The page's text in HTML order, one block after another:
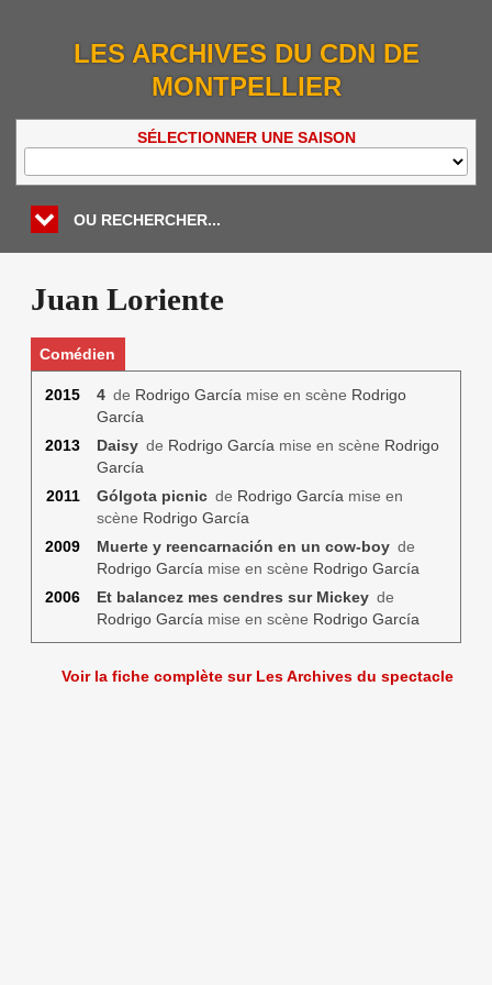
LES ARCHIVES DU CDN DE
MONTPELLIER
SÉLECTIONNER UNE SAISON
OU RECHERCHER...
Juan Loriente
Comédien
2015 4de Rodrigo García mise en scène Rodrigo
García
2013
Daisyde Rodrigo García mise en scène Rodrigo
García
2011
Gólgota picnicde Rodrigo García mise en
scène Rodrigo García
2009
Muerte y reencarnación en un cow-boyde
Rodrigo García mise en scène Rodrigo García
2006
Et balancez mes cendres sur Mickeyde
Rodrigo García mise en scène Rodrigo García
Voir la fiche complète sur Les Archives du spectacle